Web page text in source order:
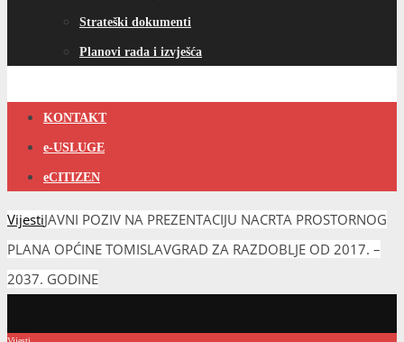
Strateški dokumenti
Planovi rada i izvješća
KONTAKT
e-USLUGE
eCITIZEN
VijestiJAVNI POZIV NA PREZENTACIJU NACRTA PROSTORNOG
PLANA OPĆINE TOMISLAVGRAD ZA RAZDOBLJE OD 2017. –
2037. GODINE